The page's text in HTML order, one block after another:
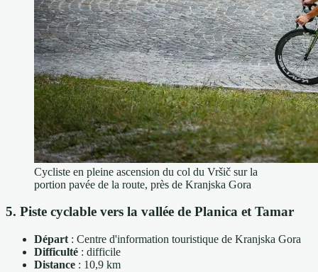
Cycliste en pleine ascension du col du Vršič sur la
portion pavée de la route, près de Kranjska Gora
5. Piste cyclable vers la vallée de Planica et Tamar
Départ : Centre d'information touristique de Kranjska Gora
Difficulté : difficile
Distance : 10,9 km